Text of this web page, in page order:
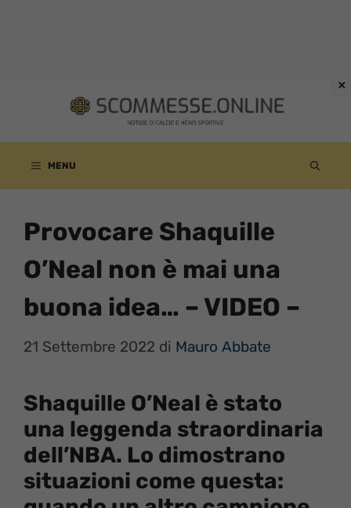
contenuto
MENU
Provocare Shaquille
O’Neal non è mai una
buona idea… – VIDEO –
21 Settembre 2022 di Mauro Abbate
Shaquille O’Neal è stato
una leggenda straordinaria
dell’NBA. Lo dimostrano
situazioni come questa: